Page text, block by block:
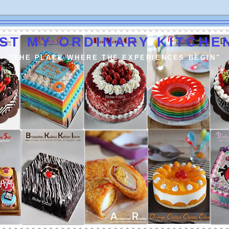
MY ORDINARY
"THE PLACE WHERE THE EXPERIENCES BEGIN"